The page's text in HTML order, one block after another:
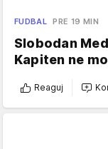
FUDBAL PRE 19 MIN
Slobodan
Kapiten ne
Reaguj